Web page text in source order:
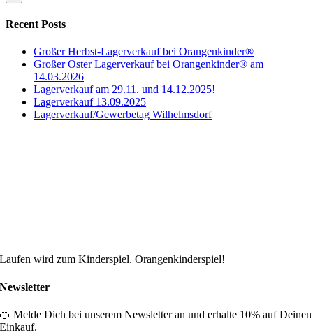
Recent Posts
Großer Herbst-Lagerverkauf bei Orangenkinder®
Großer Oster Lagerverkauf bei Orangenkinder® am
14.03.2026
Lagerverkauf am 29.11. und 14.12.2025!
Lagerverkauf 13.09.2025
Lagerverkauf/Gewerbetag Wilhelmsdorf
Laufen wird zum Kinderspiel. Orangenkinderspiel!
Newsletter
🍊 Melde Dich bei unserem Newsletter an und erhalte 10% auf Deinen
Einkauf.